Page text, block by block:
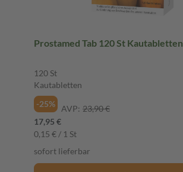
Prostamed Tab 120 St Kautabletten
120 St
Kautabletten
-25%
AVP: 23,90 €
17,95 €
0,15 € / 1 St
sofort lieferbar